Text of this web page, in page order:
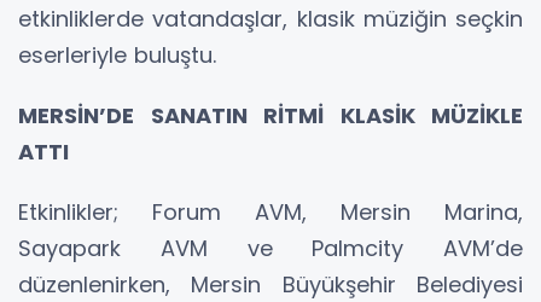
etkinliklerde vatandaşlar, klasik müziğin seçkin
eserleriyle buluştu.
MERSİN’DE SANATIN RİTMİ KLASİK MÜZİKLE
ATTI
Etkinlikler; Forum AVM, Mersin Marina,
Sayapark AVM ve Palmcity AVM’de
düzenlenirken, Mersin Büyükşehir Belediyesi